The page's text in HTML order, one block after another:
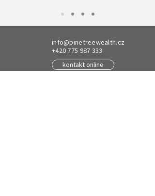
info@pinetreewealth.cz
+420 775 987 333
kontakt online